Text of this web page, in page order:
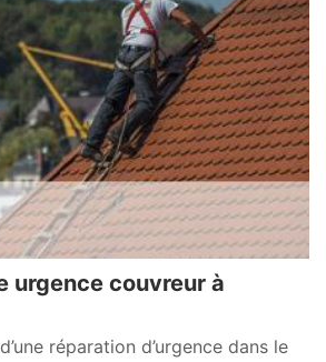
urgence couvreur à
réparation d’urgence dans le